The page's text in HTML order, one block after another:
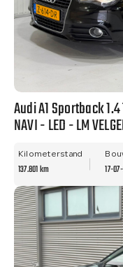
Audi A1 Sportback
NAVI - LED - LM
Kilometerstand
137.801 km 17-